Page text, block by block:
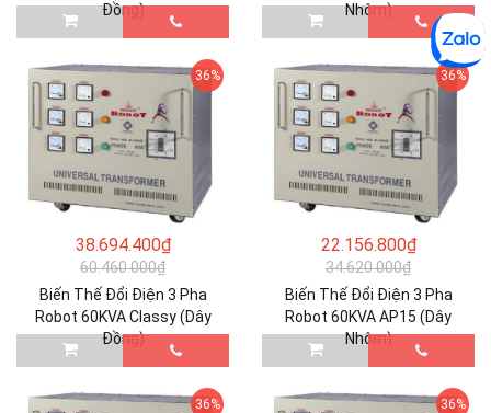
Đồng)
Nhôm)
38.694.400₫
60.460.000₫
Biến Thế Đổi Điện 3 Pha
Robot 60KVA Classy (Dây
Đồng)
36%
22.156.800₫
34.620.000₫
Biến Thế Đổi Điện 3 Pha
Robot 60KVA AP15 (Dây
Nhôm)
36%
36% 36%